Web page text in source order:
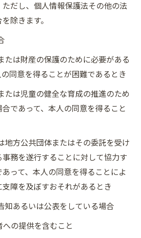
だし、個人情報保護法その他の法
除きます。
たは財産の保護のために必要がある
同意を得ることが困難であるとき
たは児童の健全な育成の推進のため
であって、本人の同意を得ること
地方公共団体またはその委託を受け
務を遂行することに対して協力す
って、本人の同意を得ることによ
障を及ぼすおそれがあるとき
知あるいは公表をしている場合
の提供を含むこと